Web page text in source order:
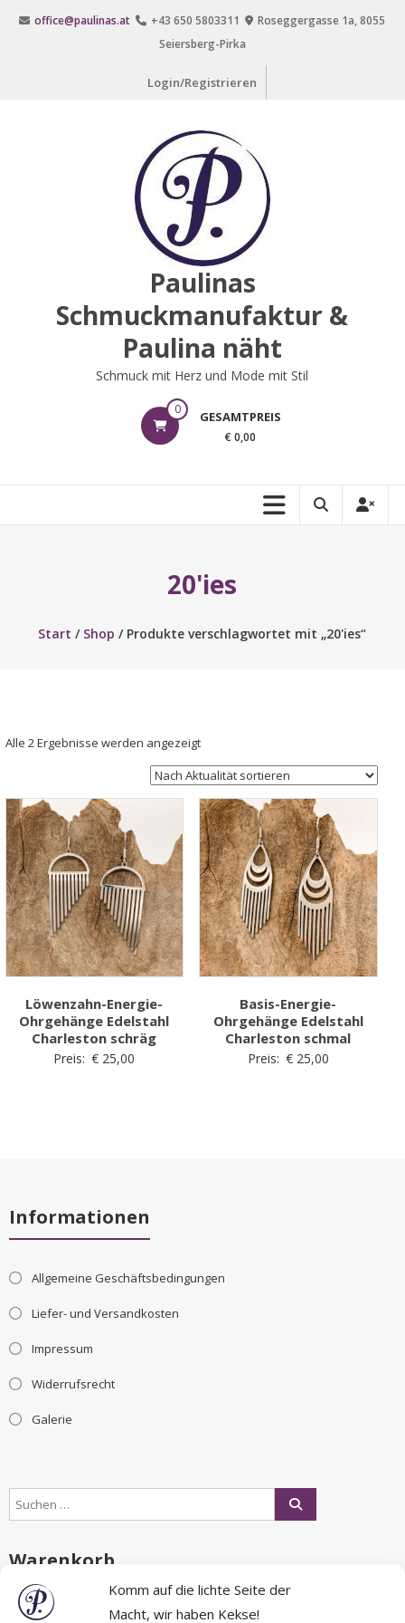
Komm auf die lichte Seite der
Macht, wir haben Kekse!
Inhalt
office@paulinas.at +43 650 5803311
Roseggergasse 1a, 8055
Seiersberg-Pirka
Login/Registrieren
Paulinas
Schmuckmanufaktur &
Paulina näht
Schmuck mit Herz und Mode mit Stil
0 GESAMTPREIS
€ 0,00
20'ies
Start / Shop / Produkte verschlagwortet mit „20'ies“
Alle 2 Ergebnisse werden angezeigtNach
Aktualität
sortiert
Löwenzahn-Energie-
Ohrgehänge Edelstahl
Charleston schräg
Preis: € 25,00
Basis-Energie-
Ohrgehänge Edelstahl
Charleston schmal
Preis: €25,00
Informationen
Allgemeine Geschäftsbedingungen
Liefer- und Versandkosten
Impressum
Widerrufsrecht
Galerie
Warenkorb